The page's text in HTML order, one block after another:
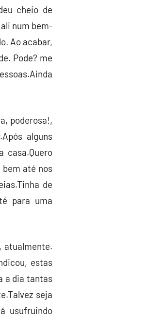
cheio de
num bem-
Ao acabar,
Pode? me
poderosa!,
alguns
casa.Quero
até nos
de
para uma
atualmente.
estas
a dia tantas
seja
usufruindo